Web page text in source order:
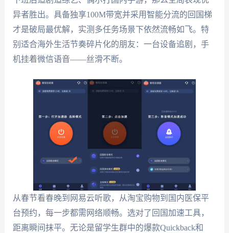
异者胜出。具备独享100M带宽并采用智能分流的回国梯
才是破局最优解，实测多任务场景下依然流畅如飞。特
别适合海外生活节奏碎片化的朋友：一台设备追剧，手
机挂着微信语音——丝滑不断。
从春节看春晚到网易云听歌，从淘宝购物到国内医保平
台预约，每一步都需网络顺畅。选对了回国加速工具，
距离瞬间抹平。无论是留学生群中的爆款Quickback和